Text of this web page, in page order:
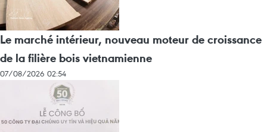
Le marché intérieur, nouveau moteur de croissance
de la filière bois vietnamienne
07/08/2026 02:54